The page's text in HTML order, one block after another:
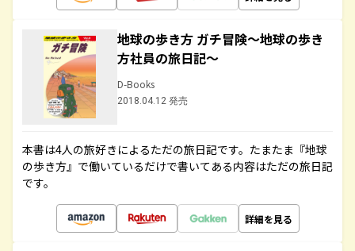
地球の歩き方 ガチ冒険～地球の歩き
方社員の旅日記～
D-Books
2018.04.12 発売
本書は4人の旅好きによるただの旅日記です。たまたま『地球
の歩き方』で働いているだけで書いてある内容はただの旅日記
です。
詳細を見る